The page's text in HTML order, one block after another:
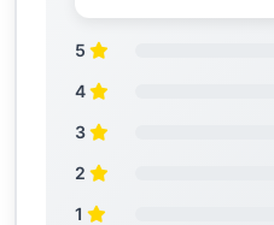
5
4
3
2
1